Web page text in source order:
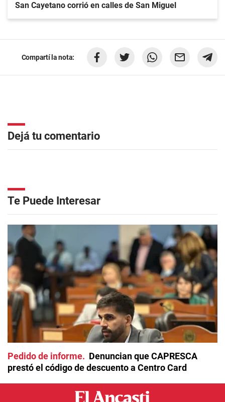
San Cayetano corrió en calles de San Miguel
Compartí la nota:
Dejá tu comentario
Te Puede Interesar
Pedido de informe
Denuncian que CAPRESCA
prestó el código de descuento a Centro Card